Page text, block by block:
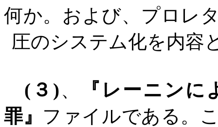
何か。および、プロレ
圧のシステム化を内容
( ３ )、
『レーニン
罪』 ファイルである。